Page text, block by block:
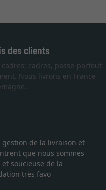
des clients
cadres, passe-partout
Nous livrons en France
gestion de la livraison et
que nous sommes
soucieuse de la
très favo